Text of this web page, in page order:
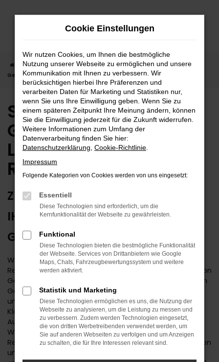
Zum
Startseite Reutlingen Seat Seat Leon
Seat Leon
Gebrauchtwagen | Lieferservice nach Reutlingen
Seat Leon
Gebrauchtwagen |
Lieferservice nach
Reutlingen
ZUVERLÄSSIG FÜR REUTLINGEN –
IHR SEAT LEON
GEBRAUCHTWAGEN
Wenn Sie einen zuverlässigen Mobilitätspartner für
Reutlingen suchen, empfehlen wir Ihnen einen Seat Leon
Gebrauchtwagen. Dieses Modell hat in jeder bisherigen
Generation seine Langlebigkeit unter Beweis gestellt
und befindet sich längst auf dem Weg zu einem
Klassiker. Kennzeichnend ist das hohe
Ausstattungslevel sowie die Effizienz der Motoren.
Wenn Sie Ihren Seat Leon Gebrauchtwagen für
Reutlingen im Autohaus Daub kaufen, profitieren Sie von
unseren hohen Qualitätsmaßstäben. Jedes Fahrzeug
Cookie Einstellungen
Wir nutzen Cookies, um Ihnen die bestmögliche
Nutzung unserer Webseite zu ermöglichen und unsere
Kommunikation mit Ihnen zu verbessern. Wir
berücksichtigen hierbei Ihre Präferenzen und
verarbeiten Daten für Marketing und Statistiken nur,
wenn Sie uns Ihre Einwilligung geben. Wenn Sie zu
einem späteren Zeitpunkt Ihre Meinung ändern, können
Sie die Einwilligung jederzeit für die Zukunft widerrufen.
Weitere Informationen zum Umfang der
Datenverarbeitung finden Sie hier:
Datenschutzerklärung Cookie-Richtlinie
Impressum
Folgende Kategorien von Cookies werden von uns eingesetzt:
Essentiell
Diese Technologien sind erforderlich, um die
Kernfunktionalität der Webseite zu gewährleisten.
Funktional
Diese Technologien bieten die bestmögliche Funktionalität
der Webseite. Services von Drittanbietern wie Google
Maps, Chats, Fahrzeugbewertungssystem und weitere
werden aktiviert.
Statistik und Marketing
Diese Technologien ermöglichen es uns, die Nutzung der
Webseite zu analysieren, um die Leistung zu messen und
zu verbessern. Zudem werden Technologien eingesetzt,
die von dritten Werbetreibenden verwendet werden, um
Sie auf anderen Webseiten zu verfolgen und um Anzeigen
zu schalten, die für Ihre Interessen relevant sind.